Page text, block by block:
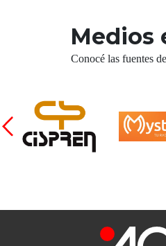
Medios
Conocé las fuentes